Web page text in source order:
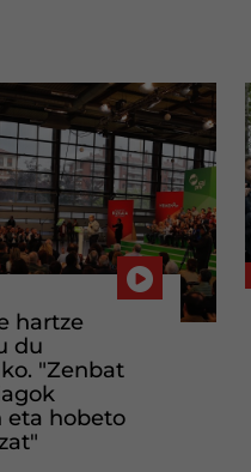
hartze
du
"Zenbat
eta hobeto